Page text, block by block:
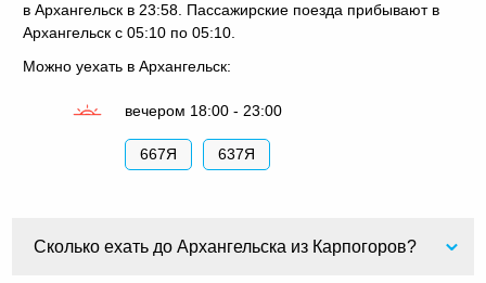
в Архангельск в 23:58. Пассажирские поезда прибывают в
Архангельск с 05:10 по 05:10.
Можно уехать в Архангельск:
вечером 18:00 - 23:00
667Я 637Я
Сколько ехать до Архангельска из Карпогоров?